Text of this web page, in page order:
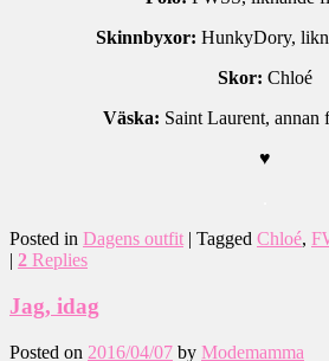
Skinnbyxor: HunkyDory,
Skor: Chloé
Väska: Saint Laurent, annan
♥
Posted in Dagens outfit | Tagged Chloé,
| 2 Replies
Jag, idag
Posted on 2016/04/07 by Modemamma